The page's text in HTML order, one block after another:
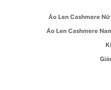
Áo Len Cashmere
Áo Len Cashmere